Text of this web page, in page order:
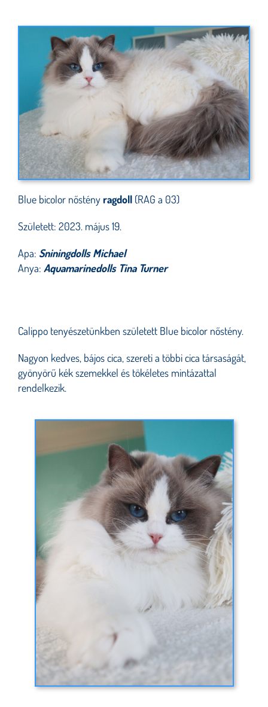
Blue bicolor nőstényragdoll (RAG a 03)
Született: 2023. május 19.
Apa: Sniningdolls Michael
Anya: Aquamarinedolls Tina Turner
Calippo tenyészetünkben született Blue bicolor nőstény.
Nagyon kedves, bájos cica, szereti a többi cica társaságát,
gyönyörű kék szemekkel és tökéletes mintázattal
rendelkezik.